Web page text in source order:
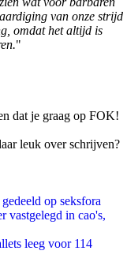
van onze strijd
omdat het altijd is
"
dat je graag op FOK!
leuk over schrijven?
op seksfora
vastgelegd in cao's,
leeg voor 114